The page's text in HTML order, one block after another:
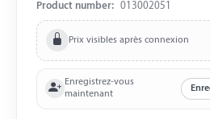
Product number: 013002051
Prix visibles après connexion
Enregistrez-vous
maintenant